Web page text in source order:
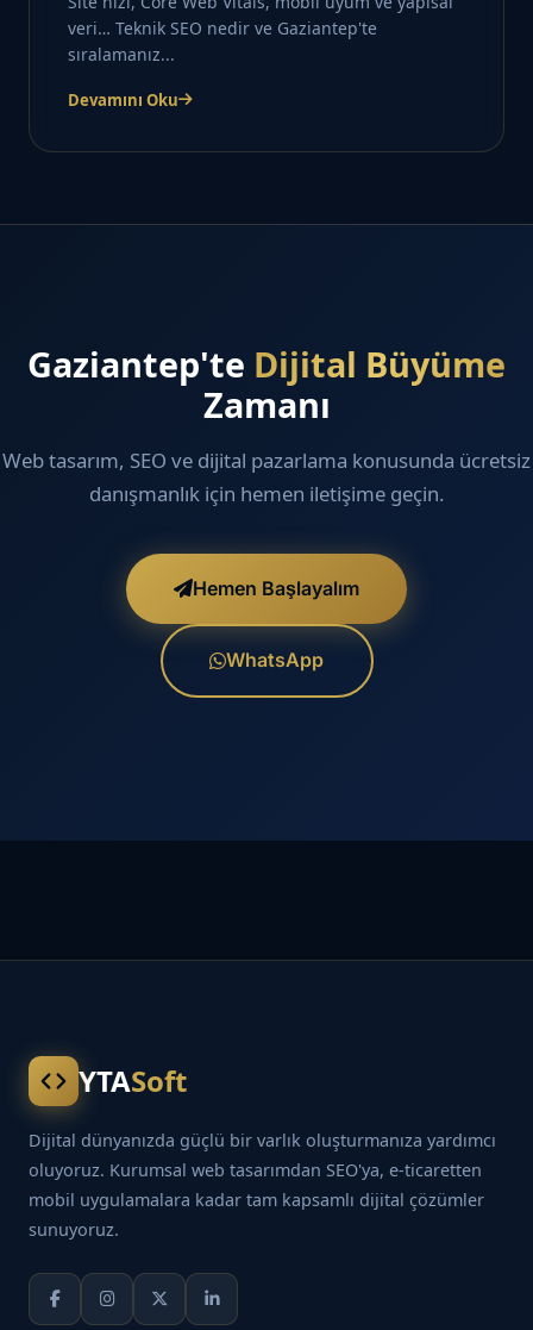
veri… Teknik SEO nedir ve Gaziantep'te
sıralamanız...
Devamını Oku
Gaziantep'te Dijital Büyüme
Zamanı
Web tasarım, SEO ve dijital pazarlama konusunda ücretsiz
danışmanlık için hemen iletişime geçin.
Hemen Başlayalım
WhatsApp
YTASoft
Dijital dünyanızda güçlü bir varlık oluşturmanıza yardımcı
oluyoruz. Kurumsal web tasarımdan SEO'ya, e-ticaretten
mobil uygulamalara kadar tam kapsamlı dijital çözümler
sunuyoruz.